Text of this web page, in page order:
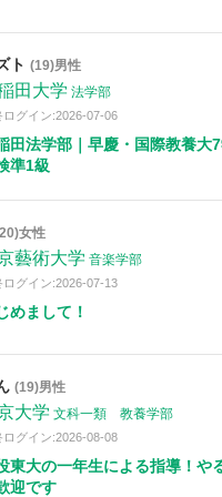
ト (19)男性
田大学 法学部
ログイン:2026-07-06
田法学部｜早慶・国際教養大7
準1級
女性
藝術大学 音楽学部
ログイン:2026-07-13
めまして！
(19)男性
大学 文科一類 教養学部
ログイン:2026-08-08
東大の一年生による指導！や
迎です